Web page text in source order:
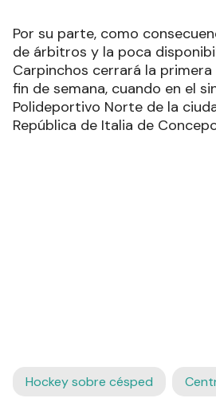
Por su parte, como
de árbitros y la poca
Carpinchos cerrará la
fin de semana, cuando en el
Polideportivo Norte de la
República de Italia de
Hockey sobre césped